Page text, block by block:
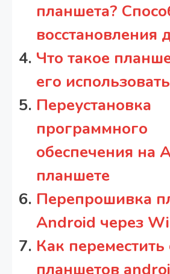
планшета?
восстановления
Что такое
его использовать
Переустановка
программного
обеспечения на
планшете
Перепрошивка
Android через
Как переместить
планшетов